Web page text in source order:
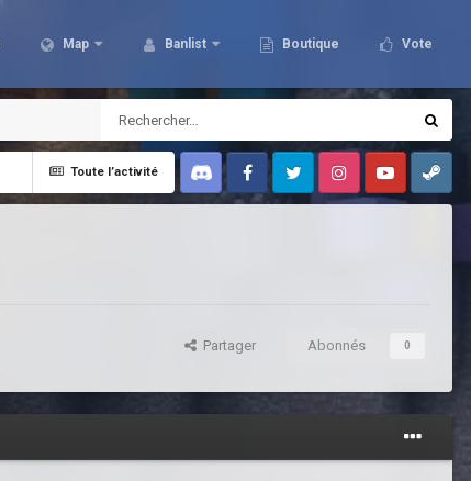
Map Banlist Boutique Vote
Toute l’activité
DiscordFacebookTwitter InstagramYoutubeSteam
Partager Abonnés 0